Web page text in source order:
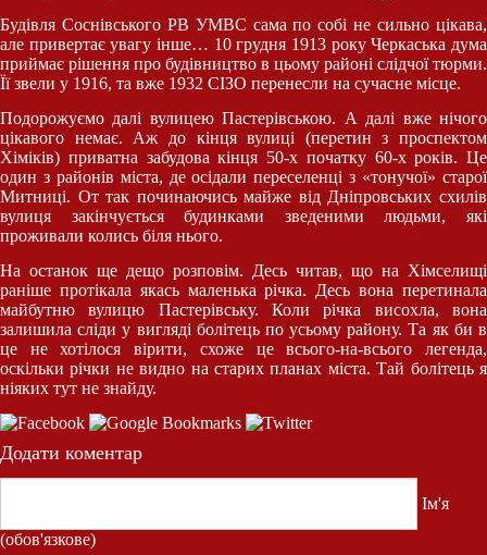
Будівля Соснівського РВ УМВС сама по собі не сильно цікава,
але привертає увагу інше… 10 грудня 1913 року Черкаська дума
приймає рішення про будівництво в цьому районі слідчої тюрми.
Її звели у 1916, та вже 1932 СІЗО перенесли на сучасне місце.
Подорожуємо далі вулицею Пастерівською. А далі вже нічого
цікавого немає. Аж до кінця вулиці (перетин з проспектом
Хіміків) приватна забудова кінця 50-х початку 60-х років. Це
один з районів міста, де осідали переселенці з «тонучої» старої
Митниці. От так починаючись майже від Дніпровських схилів
вулиця закінчується будинками зведеними людьми, які
проживали колись біля нього.
На останок ще дещо розповім. Десь читав, що на Хімселищі
раніше протікала якась маленька річка. Десь вона перетинала
майбутню вулицю Пастерівську. Коли річка висохла, вона
залишила сліди у вигляді болітець по усьому району. Та як би в
це не хотілося вірити, схоже це всього-на-всього легенда,
оскільки річки не видно на старих планах міста. Тай болітець я
ніяких тут не знайду.
Додати коментар
Ім'я
(обов'язкове)